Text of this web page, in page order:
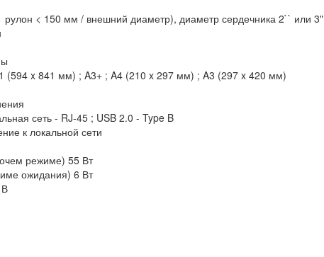
рулон < 150 мм / внешний диаметр), диаметр сердечника 2`` или 3"
(594 x 841 мм) ; A3+ ; A4 (210 x 297 мм) ; A3 (297 x 420 мм)
сеть - RJ-45 ; USB 2.0 - Type B
к локальной сети
режиме) 55 Вт
ожидания) 6 Вт